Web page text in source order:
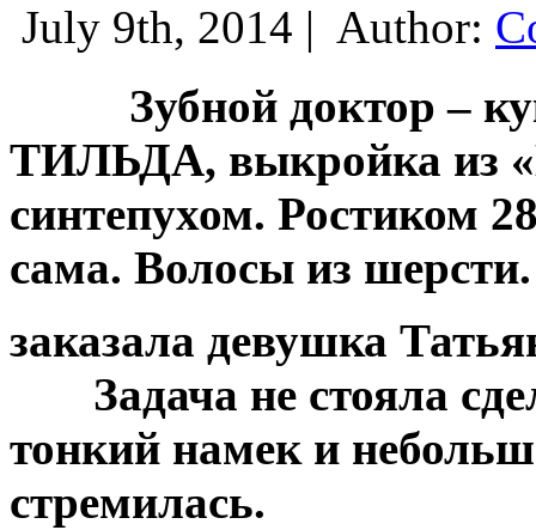
July 9th, 2014 | Author:
Зубной доктор –
ТИЛЬДА, выкройка из
синтепухом. Ростиком
сама. Волосы из
заказала девушка
Задача не стояла
тонкий намек и
стремилась.